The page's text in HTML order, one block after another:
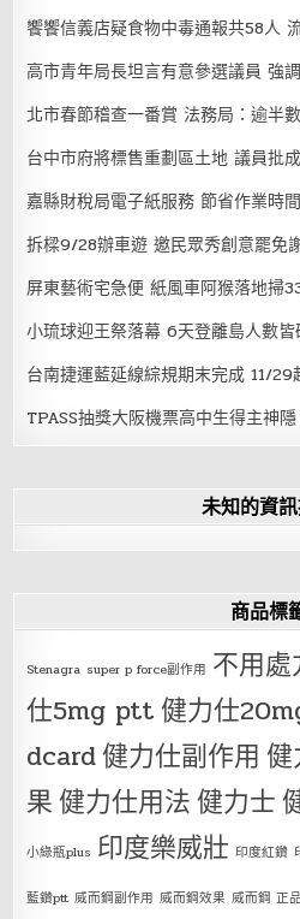
饗饗信義店疑食物中毒通報共58人
高市青年局長坦言有意參選議員 強
北市春節稽查一番賞 法務局：逾半
台中市府將標售重劃區土地 議員批
嘉縣財稅局電子紙服務 節省作業時
拆樑9/28辦車遊 邀民眾秀創意罷免
屏東藝術宅急便 紙風車阿猴落地掃
小琉球迎王祭落幕 6天登離島人數皆
台南捷運藍延線綜規期末完成 11/29
TPASS抽獎大阪機票高中生得主神
未知的資
商品標
Stenagra super p force副作用 不用
仕5mg ptt健力仕
dcard健力仕副作用
果健力仕用法健力士
小綠瓶plus 印度樂威壯 印度紅鑽
藍鑽ptt 威而鋼副作用 威而鋼效果 威而鋼 正品